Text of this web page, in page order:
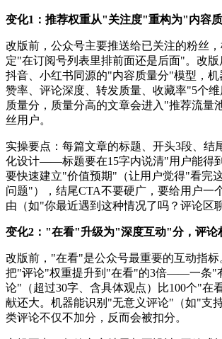
变化1：推荐权重从"关注度"重构为"内容
改版前，公众号主要推送给已关注的粉丝
定"在订阅号列表里排前面还是后面"。改
抖音、小红书同源的"内容质量分"模型，
赞率、评论深度、转发质量、收藏率"5个
质量分，质量分高的文章会进入"推荐流量
丝用户。
实操要点：每篇文章的标题、开头3段、结
化设计——标题要在15字内说清"用户能得
要快速建立"价值预期"（让用户觉得"看完
问题"），结尾CTA不要硬广，要给用户一
由（如"你最近遇到这种情况了吗？评论区
变化2："在看"升级为"深度互动"分，评论
改版前，"在看"是公众号最重要的互动指标
把"评论"权重提升到"在看"的3倍——一条"
论"（超过30字、含具体观点）比100个"在
献还大。机器能识别"无意义评论"（如"支
类评论不仅不加分，反而会被扣分。